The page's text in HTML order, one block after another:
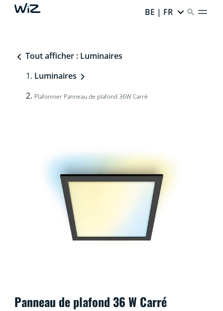
BE | FR
Tout afficher : Luminaires
Luminaires
Plafonnier Panneau de plafond 36W Carré
Panneau de plafond 36 W Carré